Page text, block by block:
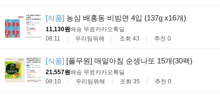
[식품] 농심 배홍동 비빔면 4입 (137g x16개)
11,130원배송 무료카카오톡딜
08:11
우리팀뭐해 조회 43 추천 0
[식품] [풀무원] 매일아침 순생나또 15개(30팩)
21,557원배송 무료카카오톡딜
08:10
우리팀뭐해 조회 35 추천 0